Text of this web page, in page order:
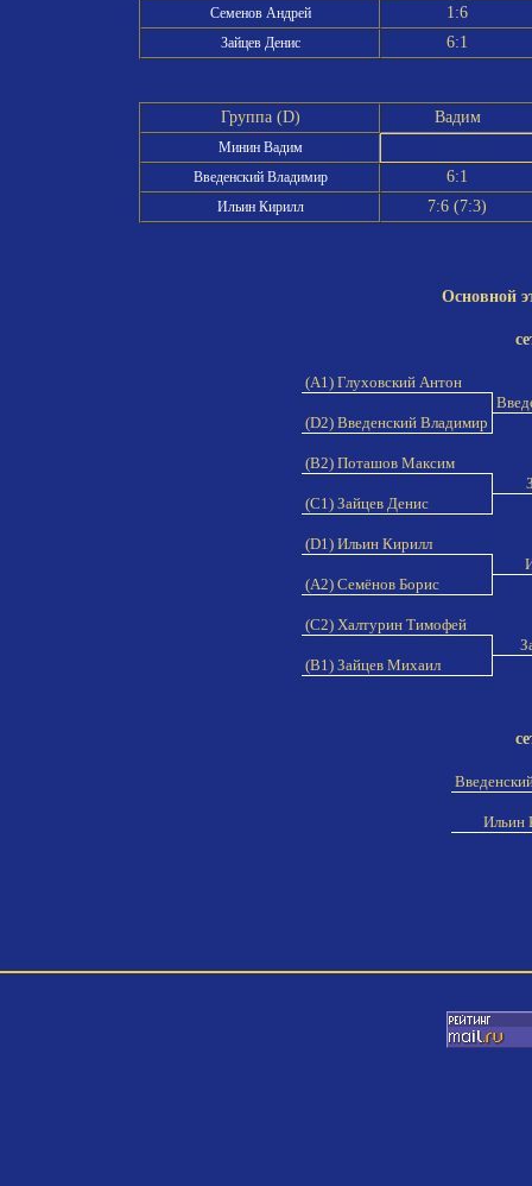
Семенов Андрей
1:6
Зайцев Денис 6:1
Группа (D) Вадим
Минин Вадим
Введенский Владимир
6:1
Ильин Кирилл 7:6 (7:3)
Основной
(A1) Глуховский Антон
(D2) Введенский Владимир
(B2) Поташов Максим
(C1) Зайцев Денис
(D1) Ильин Кирилл
(A2) Семёнов Борис
(C2) Халтурин Тимофей
(B1) Зайцев Михаил
Ильин